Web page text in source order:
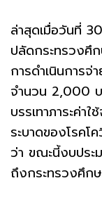
ล่าสุดเมื่อวันที่
ปลัดกระทรวงศึ
การดำเนินการจ่
จำนวน 2,000 บ
บรรเทาภาระค่า
ระบาดของโรค
ว่า ขณะนี้งบประ
ถึงกระทรวงศึก